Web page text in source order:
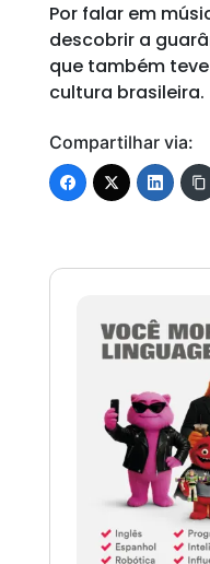
Por falar em
descobrir a
que também
cultura brasileira.
Compartilhar via: